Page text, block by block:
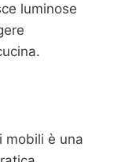
luminose
mobili è una